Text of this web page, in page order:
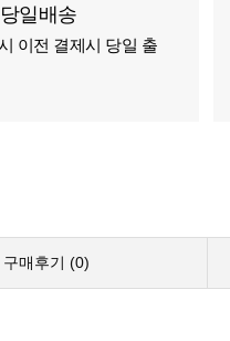
일배송
이전 결제시 당일 출
구매후기 (0)